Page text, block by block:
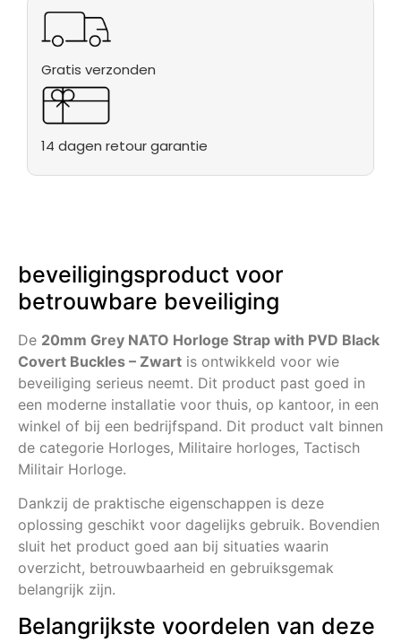
Gratis verzonden
14 dagen retour garantie
beveiligingsproduct voor
betrouwbare beveiliging
De 20mm Grey NATO Horloge Strap with PVD Black
Covert Buckles – Zwart is ontwikkeld voor wie
beveiliging serieus neemt. Dit product past goed in
een moderne installatie voor thuis, op kantoor, in een
winkel of bij een bedrijfspand. Dit product valt binnen
de categorie Horloges, Militaire horloges, Tactisch
Militair Horloge.
Dankzij de praktische eigenschappen is deze
oplossing geschikt voor dagelijks gebruik. Bovendien
sluit het product goed aan bij situaties waarin
overzicht, betrouwbaarheid en gebruiksgemak
belangrijk zijn.
Belangrijkste voordelen van deze